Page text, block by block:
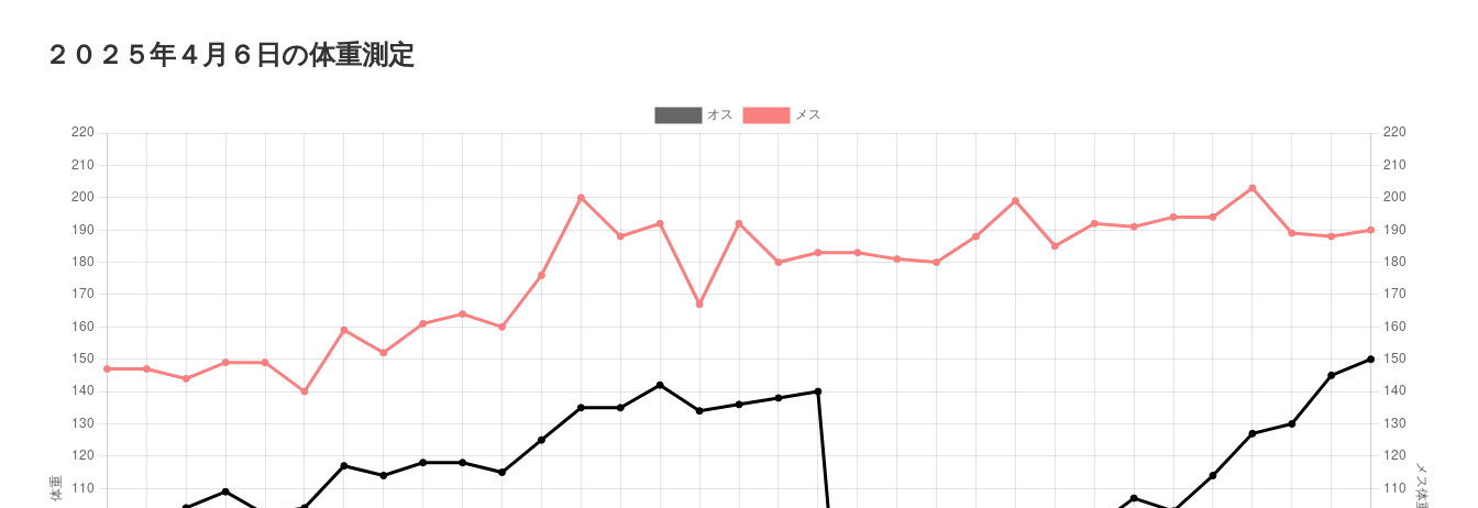
２０２５年４月６日の体重測定